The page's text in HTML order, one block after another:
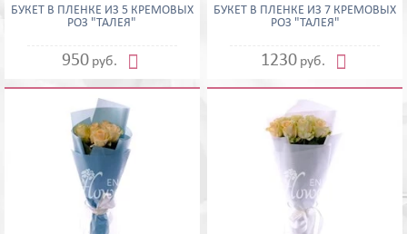
БУКЕТ В ПЛЕНКЕ ИЗ 5 КРЕМОВЫХ
РОЗ "ТАЛЕЯ"
950 руб. 
БУКЕТ В ПЛЕНКЕ ИЗ 7 КРЕМОВЫХ
РОЗ "ТАЛЕЯ"
1230 руб. 